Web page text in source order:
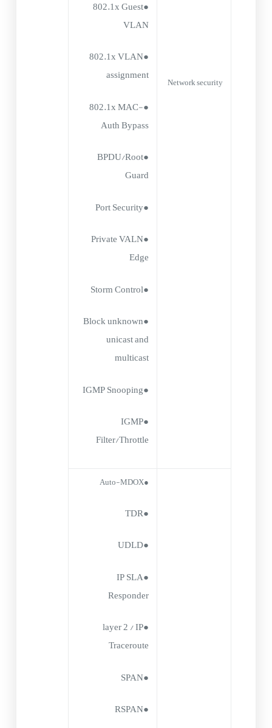
Network security
●802.1x Guest
VLAN
●802.1x VLAN
assignment
●802.1x MAC-
Auth Bypass
●BPDU/Root
Guard
●Port Security
●Private VALN
Edge
●Storm Control
●Block unknown
unicast and
multicast
●IGMP Snooping
●IGMP
Filter/Throttle
●Auto-MDOX
●TDR
●UDLD
●IP SLA
Responder
●layer 2 / IP
Traceroute
●SPAN
●RSPAN